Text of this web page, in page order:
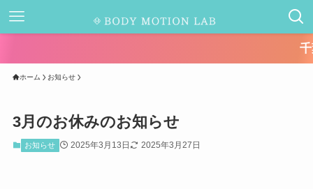
千葉県キ
ホーム お知らせ
3月のお休みのお知らせ
お知らせ 2025年3月13日 2025年3月27日